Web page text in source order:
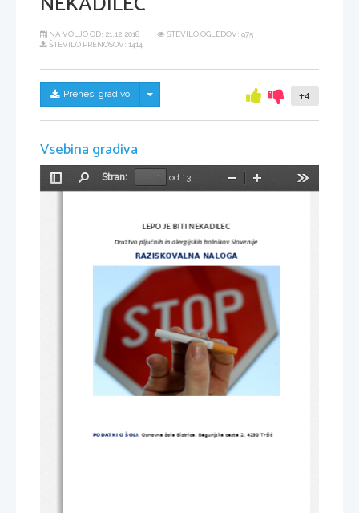
NA VOLJO OD: 21.12.2018
ŠTEVILO OGLEDOV: 975
ŠTEVILO PRENOSOV: 1414
Prenesi gradivo Skrij/prikaži meni +4
Vsebina gradiva
Preklopi
Stran:
od 13
Pomanjšaj
LEPO JE BITI NEKADILEC
Društvo pljučnih in alergijskih bolnikov Slovenije
RAZISKOVALNA NALOGA
PODATKI O ŠOLI: Osnovna šola Bistrica, Begunjska cesta 2, 4290 Tržič